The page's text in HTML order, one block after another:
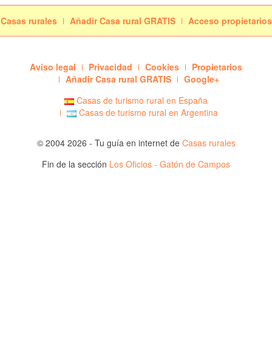
Casas rurales Añadir Casa rural GRATIS Acceso propietarios
Aviso legal Privacidad Cookies
Propietarios
Añadir Casa rural GRATIS
Google+
Casas de turismo rural en España
Casas de turismo rural en Argentina
© 2004 2026 - Tu guía en internet de Casas rurales
Fin de la sección Los Oficios - Gatón de Campos